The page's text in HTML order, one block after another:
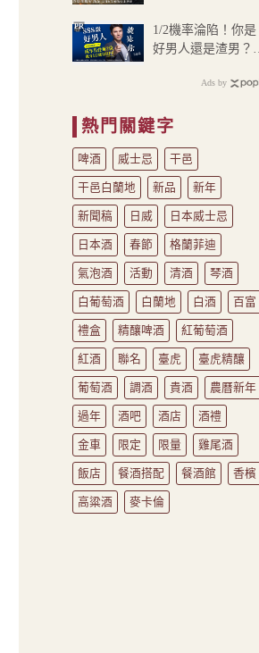
的吧
1/2機率淪陷！你是
好男人還是渣男？關
PR
Ads by
熱門關鍵字
啤酒 威士忌 干邑
干邑白蘭地 新品 新年
新聞稿 日威 日本威士忌
日本酒 春節 格蘭菲迪
氣泡酒 活動 清酒 琴酒
白葡萄酒 白蘭地 白酒 百富
禮盒 精釀啤酒 紅葡萄酒
紅酒 聯名 臺虎 臺虎精釀
葡萄酒 調酒 貴酒 農曆新年
過年 酒吧 酒店 酒禮
金車 限定 限量 雞尾酒
飯店 餐酒搭配 餐酒館 香檳
高粱酒 麥卡倫